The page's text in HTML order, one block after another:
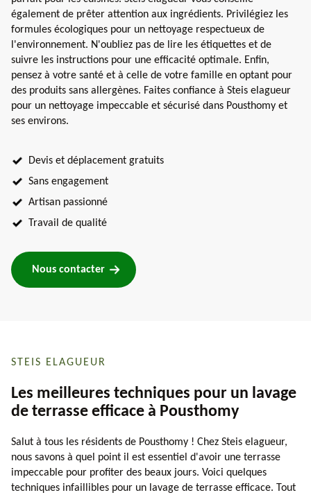
également de prêter attention aux ingrédients. Privilégiez les
formules écologiques pour un nettoyage respectueux de
l'environnement. N'oubliez pas de lire les étiquettes et de
suivre les instructions pour une efficacité optimale. Enfin,
pensez à votre santé et à celle de votre famille en optant pour
des produits sans allergènes. Faites confiance à Steis elagueur
pour un nettoyage impeccable et sécurisé dans Pousthomy et
ses environs.
Devis et déplacement gratuits
Sans engagement
Artisan passionné
Travail de qualité
Nous contacter
STEIS ELAGUEUR
Les meilleures techniques pour un lavage
de terrasse efficace à Pousthomy
Salut à tous les résidents de Pousthomy ! Chez Steis elagueur,
nous savons à quel point il est essentiel d'avoir une terrasse
impeccable pour profiter des beaux jours. Voici quelques
techniques infaillibles pour un lavage de terrasse efficace. Tout